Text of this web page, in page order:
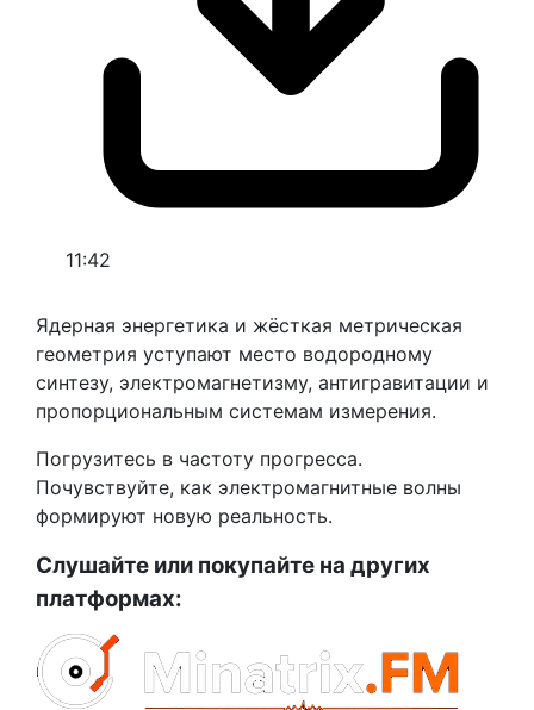
11:42
Ядерная энергетика и жёсткая метрическая
геометрия уступают место водородному
синтезу, электромагнетизму, антигравитации и
пропорциональным системам измерения.
Погрузитесь в частоту прогресса.
Почувствуйте, как электромагнитные волны
формируют новую реальность.
Слушайте или покупайте на других
платформах: